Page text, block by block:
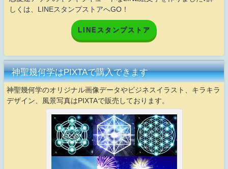
しくは、LINEスタンプストアへGO！
LINEスタンプストア
神聖幾何学はPIXTAで購入できます
神聖幾何学のオリジナル画像データやビジネスイラスト、キラキラ
デザイン、風景写真はPIXTAで販売しております。